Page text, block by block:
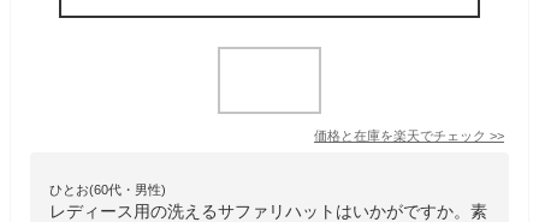
価格と在庫を楽天でチェック >>
ひとお(60代・男性)
レディース用の洗えるサファリハットはいかがですか。素